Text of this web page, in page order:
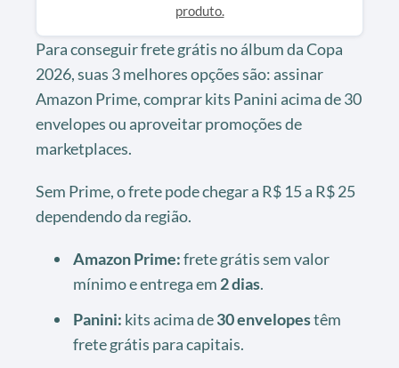
produto.
Para conseguir frete grátis no álbum da Copa
2026, suas 3 melhores opções são: assinar
Amazon Prime, comprar kits Panini acima de 30
envelopes ou aproveitar promoções de
marketplaces.
Sem Prime, o frete pode chegar a R$ 15 a R$ 25
dependendo da região.
Amazon Prime:frete grátis sem valor
mínimo e entrega em 2 dias.
Panini: kits acima de30 envelopestêm
frete grátis para capitais.